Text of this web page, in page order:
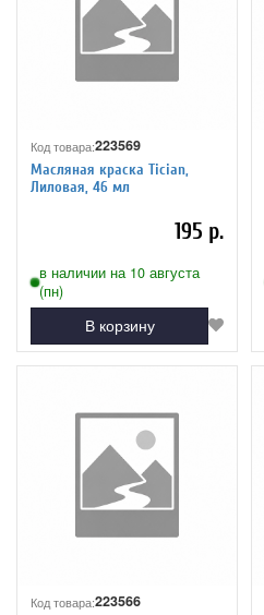
Код товара:223569
Масляная краска Tician,
Лиловая, 46 мл
195 р.
в наличии на 10 августа
(пн)
В корзину
Код товара:223566